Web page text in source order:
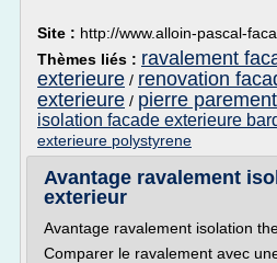
Site : http://www.alloin-pascal-
Thèmes liés : ravalement
exterieure / renovation
exterieure / pierre
isolation facade exterieure
exterieure polystyrene
Avantage ravalement
exterieur
Avantage ravalement isolation
Comparer le ravalement avec